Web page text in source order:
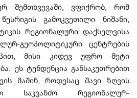
შემთხვევაში, ვფიქრობ, რომ
გამოკვეთილი ნიშანი,
რეგიონალური დაქსელვისა
გეოპოლიტიკური ცენტრების
მისი კიდევ უფრო მეტი
ეს ტენდენცია განსაკუთრებით
მაშინ, როდესაც შავი ზღვის
საკვანძო რეგიონალურ-